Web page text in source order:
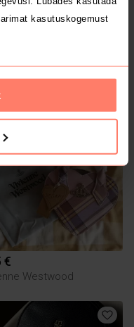
kasutuskogemust
€
Westwood